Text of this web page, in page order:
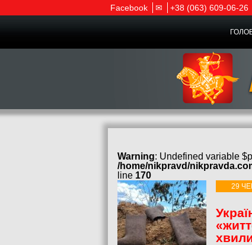
Facebook ✉ +38 (063) 609-06-26
Warning: Undefined variable
/home/nikpravd/
line 170
29